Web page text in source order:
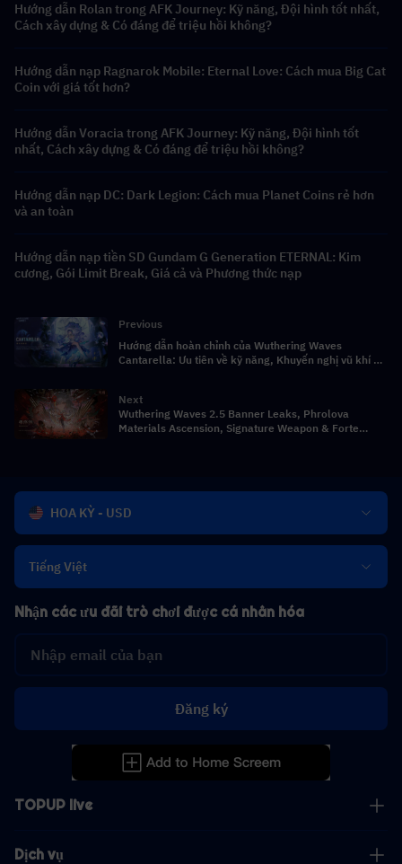
Hướng dẫn Rolan trong AFK Journey: Kỹ năng, Đội hình tốt nhất,
Cách xây dựng & Có đáng để triệu hồi không?
Hướng dẫn nạp Ragnarok Mobile: Eternal Love: Cách mua Big Cat
Coin với giá tốt hơn?
Hướng dẫn Voracia trong AFK Journey: Kỹ năng, Đội hình tốt
nhất, Cách xây dựng & Có đáng để triệu hồi không?
Hướng dẫn nạp DC: Dark Legion: Cách mua Planet Coins rẻ hơn
và an toàn
Hướng dẫn nạp tiền SD Gundam G Generation ETERNAL: Kim
cương, Gói Limit Break, Giá cả và Phương thức nạp
Previous
Hướng dẫn hoàn chỉnh của Wuthering Waves
Cantarella: Ưu tiên về kỹ năng, Khuyến nghị vũ khí &
Next
Wuthering Waves 2.5 Banner Leaks, Phrolova
Materials Ascension, Signature Weapon & Forte
HOA KỲ - USD
Tiếng Việt
TOPUP live
Dịch vụ
Nhận các ưu đãi trò chơi được cá nhân hóa
Đăng ký